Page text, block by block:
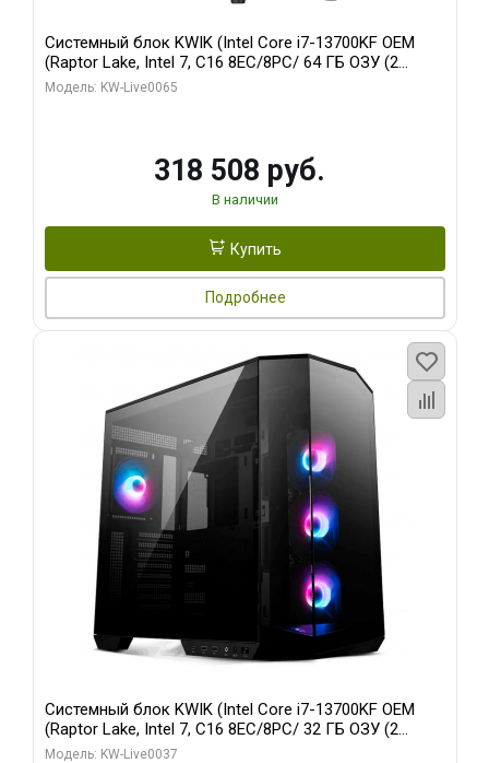
Системный блок KWIK (Intel Core i7-13700KF OEM
(Raptor Lake, Intel 7, C16 8EC/8PC/ 64 ГБ ОЗУ (2
модуля)/ ASUS RTX5080 PROART OC 16GB GDDR7
Модель: KW-Live0065
318 508 руб.
В наличии
Купить
Подробнее
Системный блок KWIK (Intel Core i7-13700KF OEM
(Raptor Lake, Intel 7, C16 8EC/8PC/ 32 ГБ ОЗУ (2
модуля)/ Gigabyte RTX5070 AERO OC 12GB GDDR7
Модель: KW-Live0037